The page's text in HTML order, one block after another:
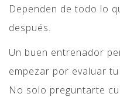
Dependen de todo lo
después.
Un buen entrenador
empezar por evaluar
No solo preguntarte